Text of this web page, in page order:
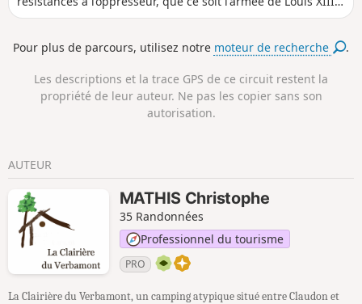
(1634), les Prussiens (1870) ou les Allemands (1940).
Pour plus de parcours, utilisez notre moteur de recherche .
Les descriptions et la trace GPS de ce circuit restent la
propriété de leur auteur. Ne pas les copier sans son
autorisation.
AUTEUR
MATHIS Christophe
35 Randonnées
Professionnel du tourisme
PRO
La Clairière du Verbamont, un camping atypique situé entre Claudon et